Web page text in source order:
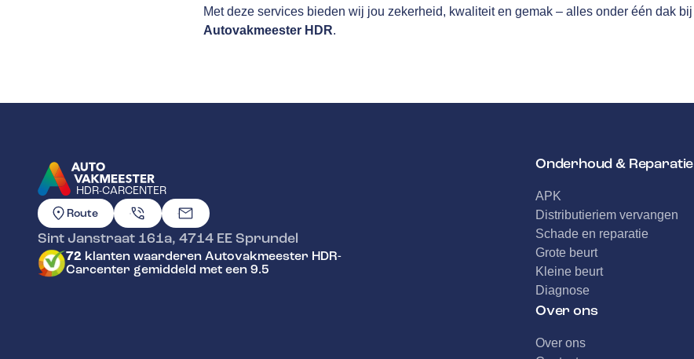
Met deze services bieden wij jou zekerheid, kwaliteit en gemak – alles onder één dak bij
Autovakmeester HDR.
HDR-CARCENTER
GA NAAR DE HOMEPAGINA
Route
Sint Janstraat 161a, 4714 EESprundel
72 klanten waarderen Autovakmeester HDR-
Carcenter gemiddeld met een 9.5
Onderhoud & Reparatie
APK
Distributieriem vervangen
Schade en reparatie
Grote beurt
Kleine beurt
Diagnose
Over ons
Over ons